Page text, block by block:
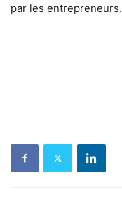
par les entrepreneurs.